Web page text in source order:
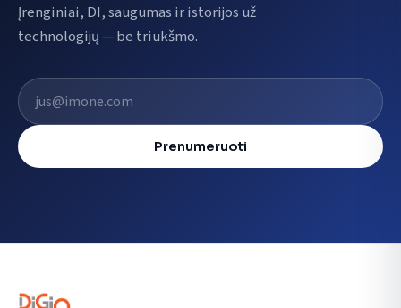
Įrenginiai, DI, saugumas ir istorijos už
technologijų — be triukšmo.
El. pašto adresas
Prenumeruoti